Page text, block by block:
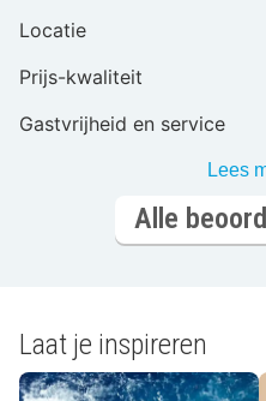
Locatie
Prijs-kwaliteit
Gastvrijheid en service
Lees
Alle
Laat je inspireren